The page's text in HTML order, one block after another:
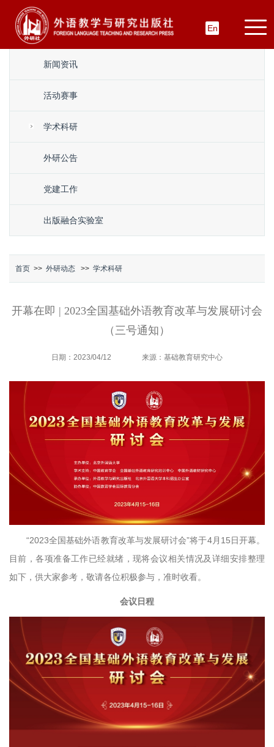
En
新闻资讯
活动赛事
学术科研
外研公告
党建工作
出版融合实验室
首页 >> 外研动态 >> 学术科研
开幕在即 | 2023全国基础外语教育改革与发展研讨会
（三号通知）
日期：2023/04/12 来源：基础教育研究中心
“2023全国基础外语教育改革与发展研讨会”将于4月15日开幕。
目前，各项准备工作已经就绪，现将会议相关情况及详细安排整理
如下，供大家参考，敬请各位积极参与，准时收看。
会议日程